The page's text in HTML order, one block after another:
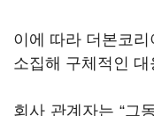
이에 따라 더본코
소집해 구체적인
회사 관계자는 “그